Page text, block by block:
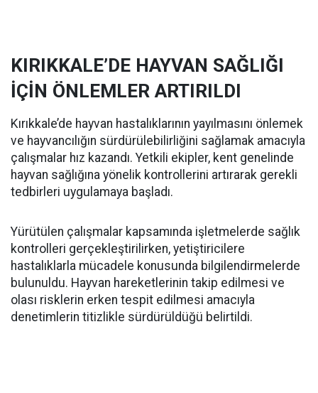
KIRIKKALE’DE HAYVAN SAĞLIĞI
İÇİN ÖNLEMLER ARTIRILDI
Kırıkkale’de hayvan hastalıklarının yayılmasını önlemek
ve hayvancılığın sürdürülebilirliğini sağlamak amacıyla
çalışmalar hız kazandı. Yetkili ekipler, kent genelinde
hayvan sağlığına yönelik kontrollerini artırarak gerekli
tedbirleri uygulamaya başladı.
Yürütülen çalışmalar kapsamında işletmelerde sağlık
kontrolleri gerçekleştirilirken, yetiştiricilere
hastalıklarla mücadele konusunda bilgilendirmelerde
bulunuldu. Hayvan hareketlerinin takip edilmesi ve
olası risklerin erken tespit edilmesi amacıyla
denetimlerin titizlikle sürdürüldüğü belirtildi.